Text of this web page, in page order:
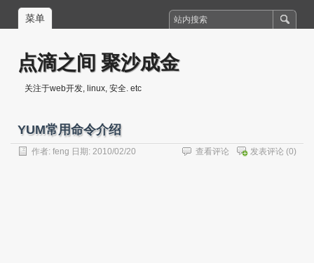
菜单
点滴之间 聚沙成金
关注于web开发, linux, 安全. etc
YUM常用命令介绍
作者: feng 日期: 2010/02/20 发表评论 (0)
查看评论